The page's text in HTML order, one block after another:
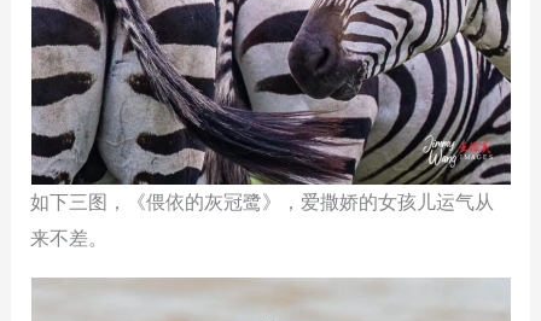
如下三图，《偎依的灰冠鹭》，爱撒娇的女孩儿运气从
来不差。